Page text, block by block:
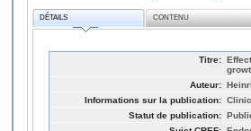
DÉTAILS CONTENU
Titre:
Auteur:
Informations sur la publication:
Statut de publication: